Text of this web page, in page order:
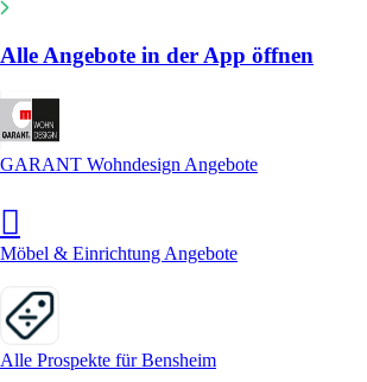
Alle Angebote in der App öffnen
GARANT Wohndesign Angebote
Möbel & Einrichtung Angebote
Alle Prospekte für Bensheim